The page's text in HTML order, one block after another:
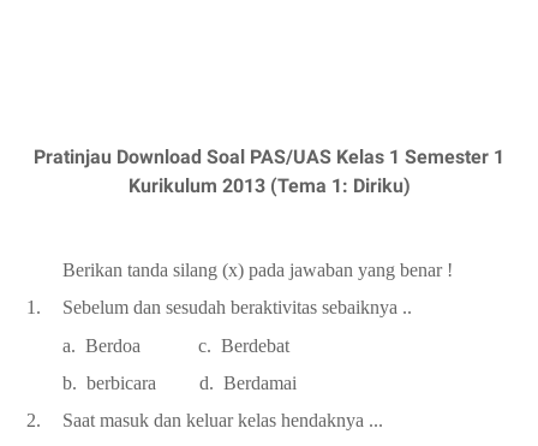
Pratinjau Download Soal PAS/UAS Kelas 1 Semester 1
Kurikulum 2013 (Tema 1: Diriku)
Berikan tanda silang (x) pada jawaban yang benar !
1.
Sebelum dan sesudah beraktivitas sebaiknya ..
a. Berdoa c. Berdebat
b. berbicara d. Berdamai
2.
Saat masuk dan keluar kelas hendaknya ...